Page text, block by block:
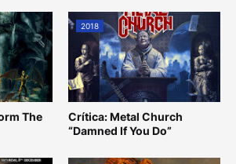
The
2018
Crítica: Metal Church
“Damned If You Do”